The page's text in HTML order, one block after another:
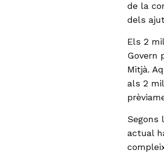
de la
dels
Els 2
Govern
Mitjà.
als 2
Segons
actual